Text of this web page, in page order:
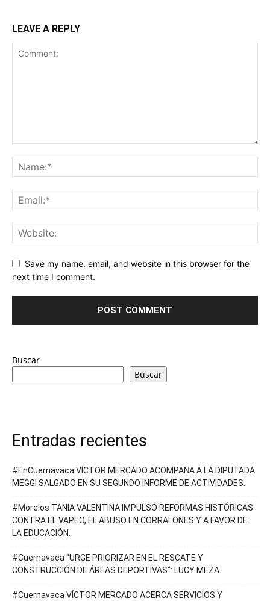
LEAVE A REPLY
Save my name, email, and website in this browser for the
next time I comment.
Buscar
Buscar
Entradas recientes
#EnCuernavaca VÍCTOR MERCADO ACOMPAÑA A LA DIPUTADA
MEGGI SALGADO EN SU SEGUNDO INFORME DE ACTIVIDADES.
#Morelos TANIA VALENTINA IMPULSÓ REFORMAS HISTÓRICAS
CONTRA EL VAPEO, EL ABUSO EN CORRALONES Y A FAVOR DE
LA EDUCACIÓN.
#Cuernavaca “URGE PRIORIZAR EN EL RESCATE Y
CONSTRUCCIÓN DE ÁREAS DEPORTIVAS”: LUCY MEZA.
#Cuernavaca VÍCTOR MERCADO ACERCA SERVICIOS Y